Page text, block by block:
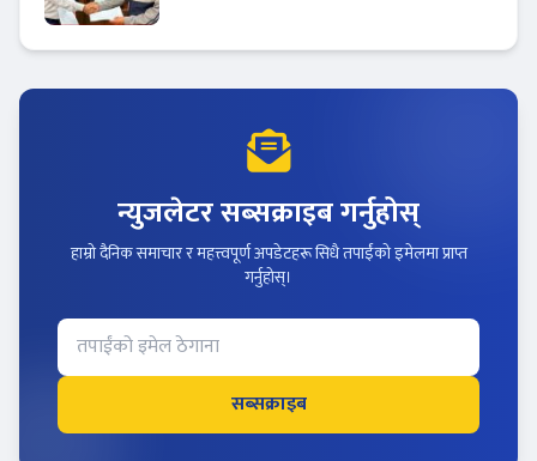
न्युजलेटर सब्सक्राइब गर्नुहोस्
हाम्रो दैनिक समाचार र महत्त्वपूर्ण अपडेटहरू सिधै तपाईंको इमेलमा प्राप्त
गर्नुहोस्।
सब्सक्राइब